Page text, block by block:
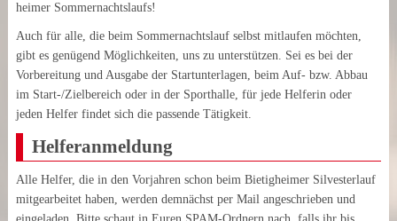
heimer Sommer­nachts­laufs!
Auch für alle, die beim Sommer­nachts­lauf selbst mitlaufen möchten,
gibt es genügend Möglich­keiten, uns zu unter­stützen. Sei es bei der
Vorbereitung und Ausgabe der Start­unterlagen, beim Auf- bzw. Abbau
im Start-/Zielbereich oder in der Sport­halle, für jede Helferin oder
jeden Helfer findet sich die passende Tätigkeit.
Helferanmeldung
Alle Helfer, die in den Vorjahren schon beim Bietig­heimer Silvesterlauf
mitgearbeitet haben, werden demnächst per Mail angeschrieben und